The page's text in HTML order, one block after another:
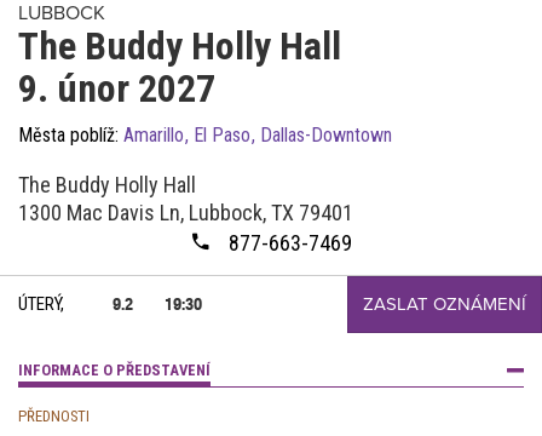
LUBBOCK
The Buddy Holly Hall
9. únor 2027
Města poblíž: Amarillo, El Paso, Dallas-Downtown
The Buddy Holly Hall
1300 Mac Davis Ln, Lubbock, TX 79401
877-663-7469
ÚTERÝ, 9.2 19:30 ZASLAT OZNÁMENÍ
INFORMACE O PŘEDSTAVENÍ
PŘEDNOSTI